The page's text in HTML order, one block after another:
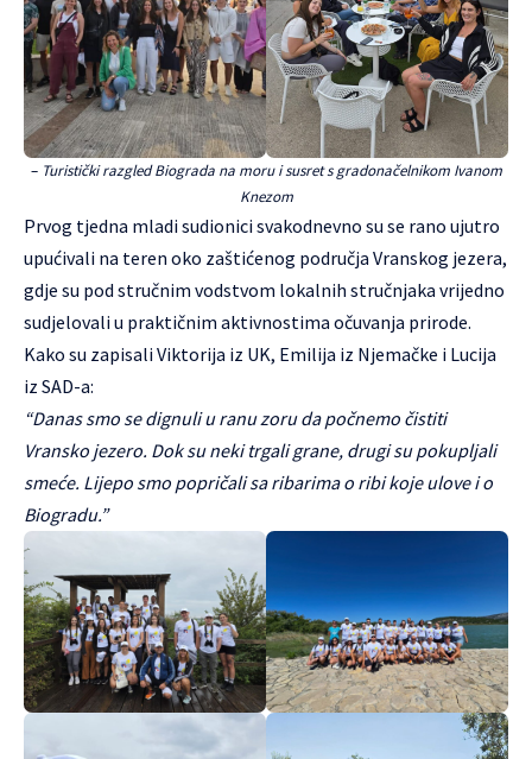
– Turistički razgled Biograda na moru i susret s gradonačelnikom Ivanom
Knezom
Prvog tjedna mladi sudionici svakodnevno su se rano ujutro
upućivali na teren oko zaštićenog područja Vranskog jezera,
gdje su pod stručnim vodstvom lokalnih stručnjaka vrijedno
sudjelovali u praktičnim aktivnostima očuvanja prirode.
Kako su zapisali Viktorija iz UK, Emilija iz Njemačke i Lucija
iz SAD-a:
“Danas smo se dignuli u ranu zoru da počnemo čistiti
Vransko jezero. Dok su neki trgali grane, drugi su pokupljali
smeće. Lijepo smo popričali sa ribarima o ribi koje ulove i o
Biogradu.”